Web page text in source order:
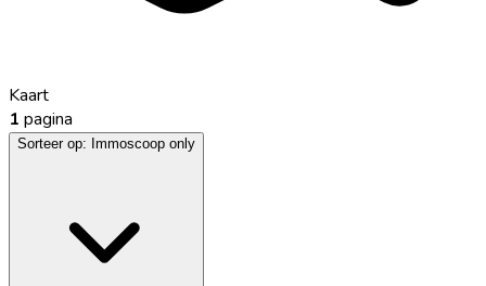
Kaart
1 pagina
Sorteer op: Immoscoop only